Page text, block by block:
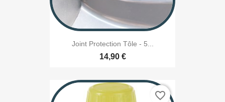
Joint Protection Tôle - 5...
14,90 €
favorite_border